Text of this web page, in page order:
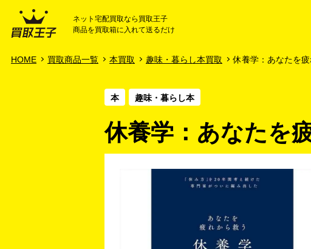
HOME
ネット宅配買取なら買取王子
商品を買取箱に入れて送るだけ
HOME 買取商品一覧 本買取 趣味・暮らし本買取 休養学：あなたを疲
本 趣味・暮らし本
休養学：あなたを